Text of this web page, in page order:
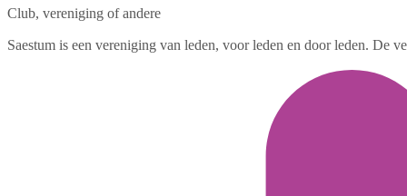
Club, vereniging of andere
Saestum is een vereniging van leden, voor leden en door leden.